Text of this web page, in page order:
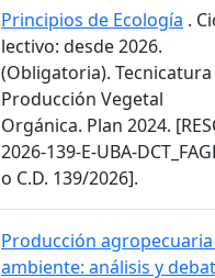
Principios de Ecología .
lectivo: desde 2026.
(Obligatoria). Tecnicatura
Producción Vegetal
Orgánica. Plan 2024.
2026-139-E-UBA-
o C.D. 139/2026].
Producción
ambiente: análisis y